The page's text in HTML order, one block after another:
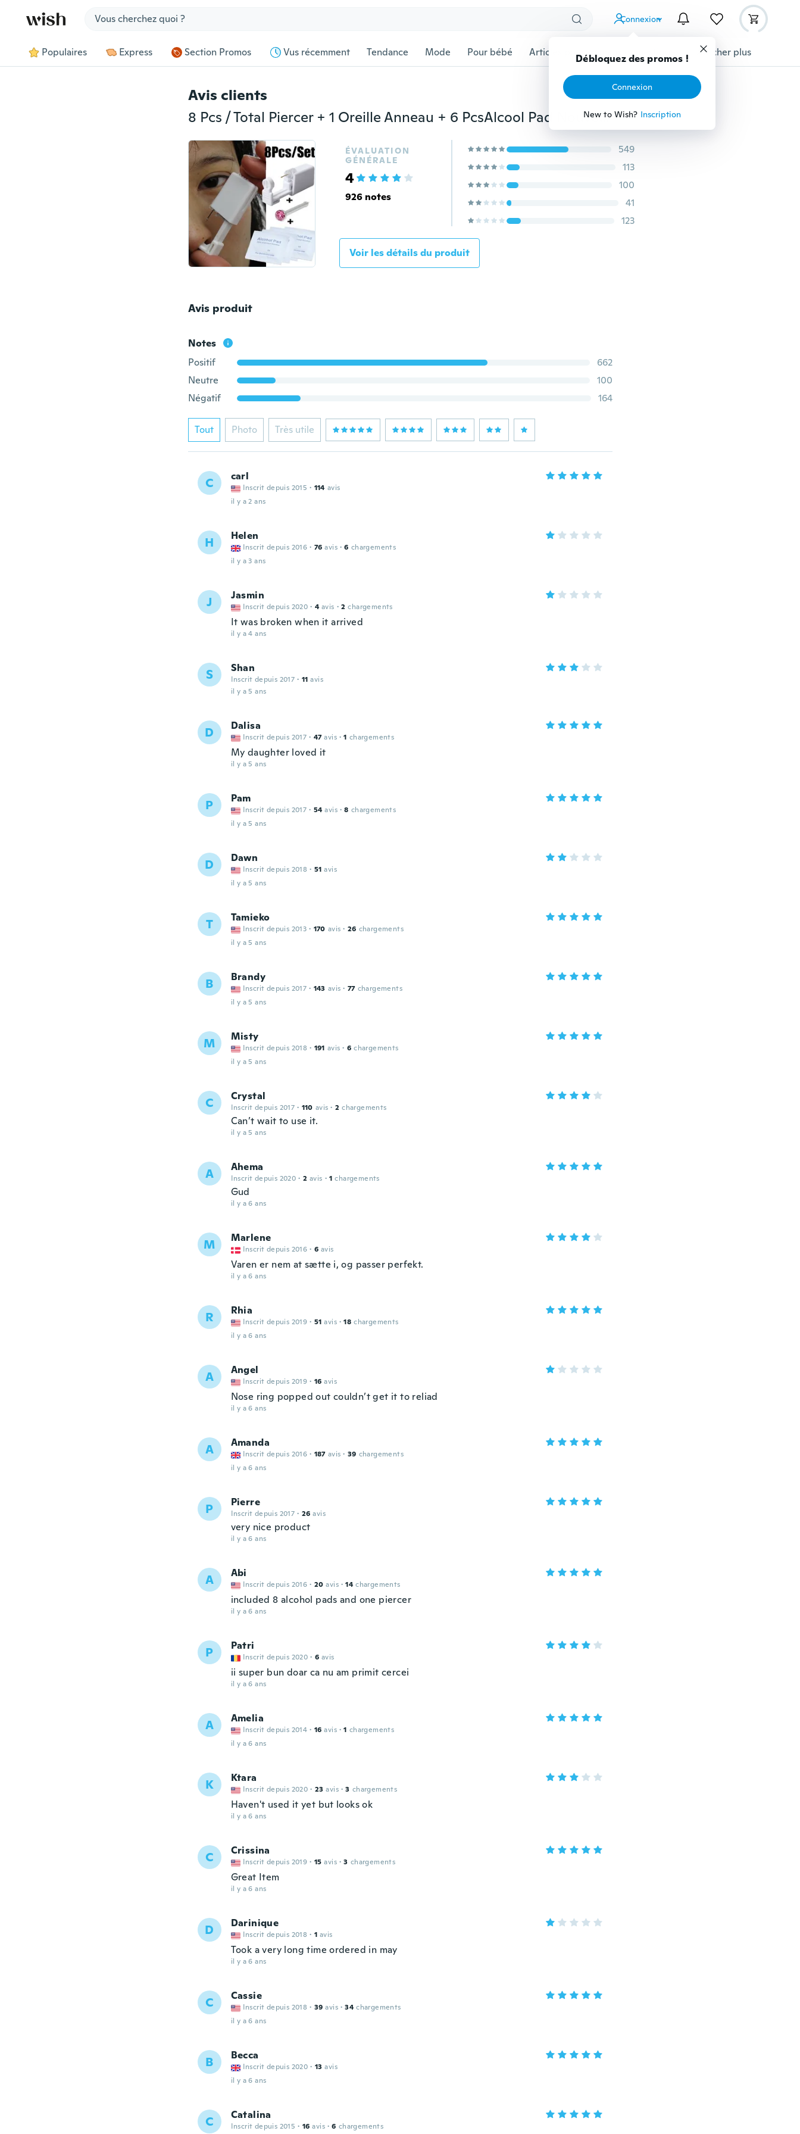
Connexion
Débloquez des promos !
Connexion
New to Wish? Inscription
Populaires Express Section Promos Vus récemment Tendance Mode Pour bébé Articles pour animaux domestiques Afficher plus
Avis clients
8 Pcs / Total Piercer + 1 Oreille Anneau + 6 PcsAlcool Pad Nouvelle Sécurité Jetable Oreille Nez Piercing Outils Kit
ÉVALUATION
GÉNÉRALE
4
926 notes
549
113
100
41
123
Voir les détails du produit
Avis produit
Notes
Positif
662
Neutre
100
Négatif
164
Tout Photo Très utile
C carl
Inscrit depuis 2015 · 114 avis
il y a 2 ans
H Helen
Inscrit depuis 2016 · 76 avis · 6 chargements
il y a 3 ans
J Jasmin
Inscrit depuis 2020 · 4 avis · 2 chargements
It was broken when it arrived
il y a 4 ans
S Shan
Inscrit depuis 2017 · 11 avis
il y a 5 ans
D Dalisa
Inscrit depuis 2017 · 47 avis · 1 chargements
My daughter loved it
il y a 5 ans
P Pam
Inscrit depuis 2017 · 54 avis · 8 chargements
il y a 5 ans
D Dawn
Inscrit depuis 2018 · 51 avis
il y a 5 ans
T Tamieko
Inscrit depuis 2013 · 170 avis · 26 chargements
il y a 5 ans
B Brandy
Inscrit depuis 2017 · 143 avis · 77 chargements
il y a 5 ans
M Misty
Inscrit depuis 2018 · 191 avis · 6 chargements
il y a 5 ans
C Crystal
Inscrit depuis 2017 · 110 avis · 2 chargements
Can’t wait to use it.
il y a 5 ans
A Ahema
Inscrit depuis 2020 · 2 avis · 1 chargements
Gud
il y a 6 ans
M Marlene
Inscrit depuis 2016 · 6 avis
Varen er nem at sætte i, og passer perfekt.
il y a 6 ans
R Rhia
Inscrit depuis 2019 · 51 avis · 18 chargements
il y a 6 ans
A Angel
Inscrit depuis 2019 · 16 avis
Nose ring popped out couldn’t get it to reliad
il y a 6 ans
A Amanda
Inscrit depuis 2016 · 187 avis · 39 chargements
il y a 6 ans
P Pierre
Inscrit depuis 2017 · 26 avis
very nice product
il y a 6 ans
A Abi
Inscrit depuis 2016 · 20 avis · 14 chargements
included 8 alcohol pads and one piercer
il y a 6 ans
P Patri
Inscrit depuis 2020 · 6 avis
ii super bun doar ca nu am primit cercei
il y a 6 ans
A Amelia
Inscrit depuis 2014 · 16 avis · 1 chargements
il y a 6 ans
K Ktara
Inscrit depuis 2020 · 23 avis · 3 chargements
Haven't used it yet but looks ok
il y a 6 ans
C Crissina
Inscrit depuis 2019 · 15 avis · 3 chargements
Great Item
il y a 6 ans
D Darinique
Inscrit depuis 2018 · 1 avis
Took a very long time ordered in may
il y a 6 ans
C Cassie
Inscrit depuis 2018 · 39 avis · 34 chargements
il y a 6 ans
B Becca
Inscrit depuis 2020 · 13 avis
il y a 6 ans
C Catalina
Inscrit depuis 2015 · 16 avis · 6 chargements